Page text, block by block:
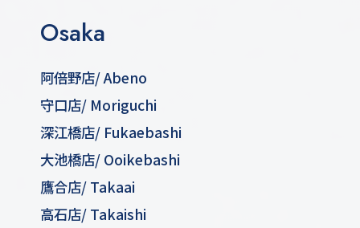
Osaka
阿倍野店/ Abeno
守口店/ Moriguchi
深江橋店/ Fukaebashi
大池橋店/ Ooikebashi
鷹合店/ Takaai
高石店/ Takaishi